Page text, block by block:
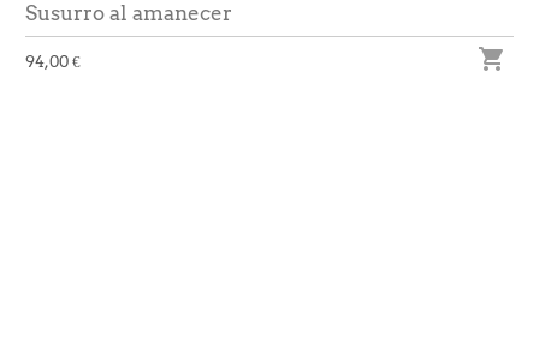
Susurro al amanecer
94,00 € 